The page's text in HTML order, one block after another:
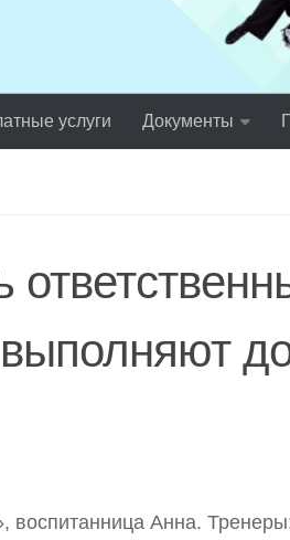
услуги Документы
выполняют
воспитанница Анна.